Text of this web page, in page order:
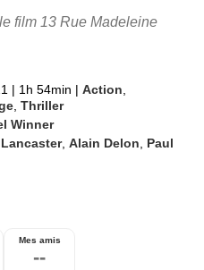
film 13 Rue Madeleine
| 1h 54min | Action
,Thriller
Winner
,Alain Delon
Paul
Mes amis
--